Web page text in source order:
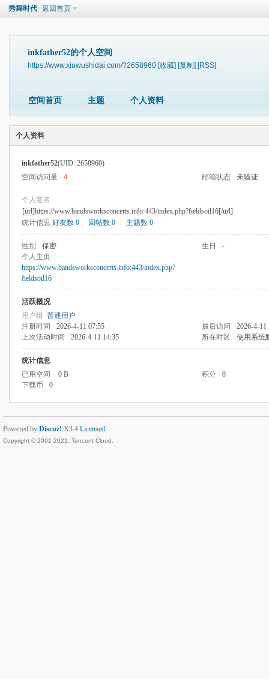
秀舞时代 返回首页
inkfather52的个人空间
https://www.xiuwushidai.com/?2658960 [收藏] [复制] [RSS]
空间首页 主题 个人资料
个人资料
inkfather52(UID: 2658960)
空间访问量
4 邮箱状态 未验证
个人签名
[url]https://www.bandsworksconcerts.info:443/index.php?fieldsoil16[/url]
统计信息 好友数 0 回帖数 0 主题数 0
性别 保密 生日
-
个人主页
https://www.bandsworksconcerts.info:443/index.php?
fieldsoil16
活跃概况
用户组 普通用户
注册时间
2026-4-11 07:55 最后访问
2026-4-11
上次活动时间
2026-4-11 14:35 所在时区 使用系统
统计信息
已用空间
0 B 积分
0
下载币
0
Powered by Discuz! X3.4 Licensed
Copyright © 2001-2021, Tencent Cloud.